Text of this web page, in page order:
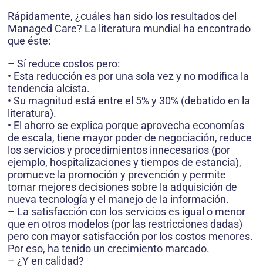
Rápidamente, ¿cuáles han sido los resultados del
Managed Care? La literatura mundial ha encontrado
que éste:
– Sí reduce costos pero:
• Esta reducción es por una sola vez y no modifica la
tendencia alcista.
• Su magnitud está entre el 5% y 30% (debatido en la
literatura).
• El ahorro se explica porque aprovecha economías
de escala, tiene mayor poder de negociación, reduce
los servicios y procedimientos innecesarios (por
ejemplo, hospitalizaciones y tiempos de estancia),
promueve la promoción y prevención y permite
tomar mejores decisiones sobre la adquisición de
nueva tecnología y el manejo de la información.
– La satisfacción con los servicios es igual o menor
que en otros modelos (por las restricciones dadas)
pero con mayor satisfacción por los costos menores.
Por eso, ha tenido un crecimiento marcado.
– ¿Y en calidad?